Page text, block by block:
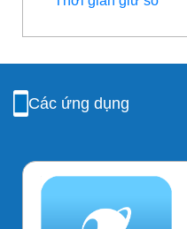
Các ứng dụng